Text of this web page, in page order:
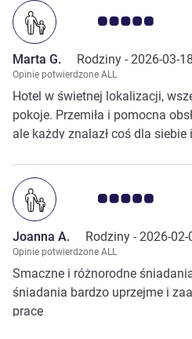
Ocena klientów 5.0/5
Marta G. Rodziny - 2026-03-18
Opinie potwierdzone ALL
Hotel w świetnej lokalizacji,
pokoje. Przemiła i pomocna
ale każdy znalazł coś dla siebie
Ocena klientów 5.0/5
Joanna A. Rodziny - 2026-02-
Opinie potwierdzone ALL
Smaczne i różnorodne
śniadania bardzo uprzejme i
pracę